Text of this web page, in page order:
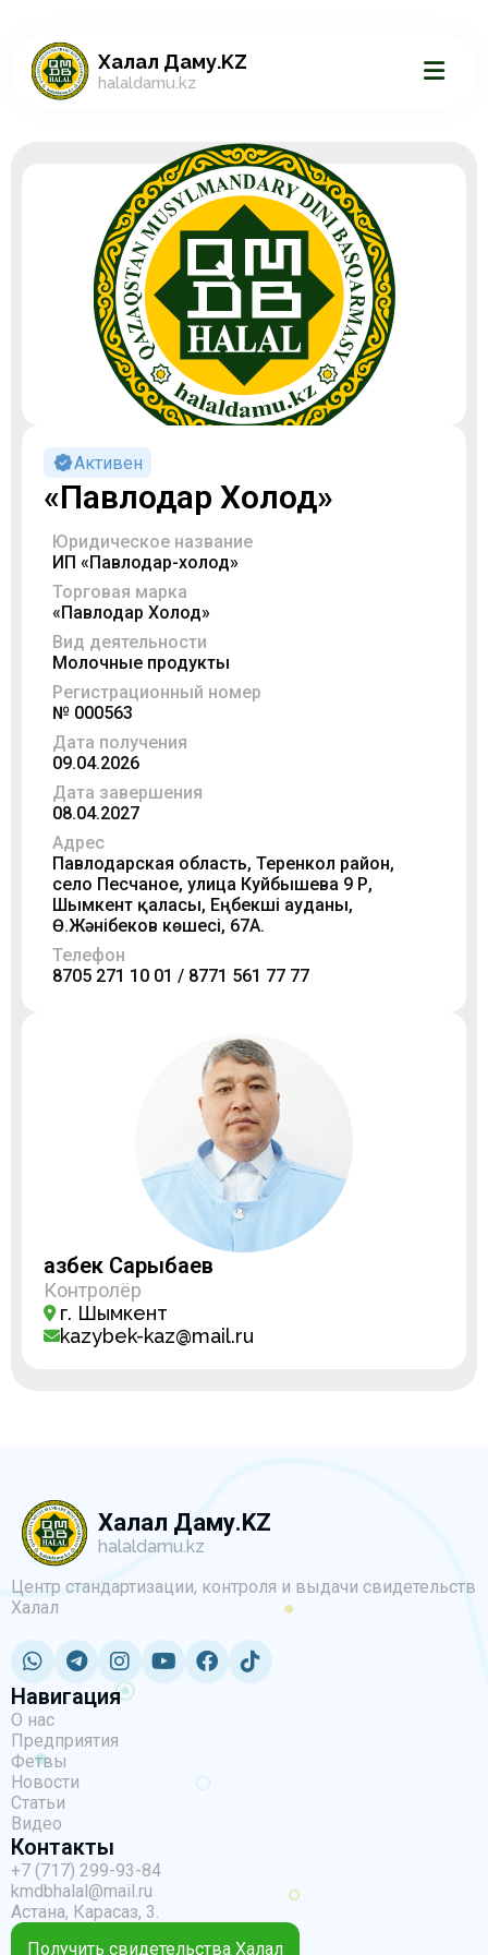
Халал Даму.KZ
halaldamu.kz
Активен
«Павлодар Холод»
Юридическое название
ИП «Павлодар-холод»
Торговая марка
«Павлодар Холод»
Вид деятельности
Молочные продукты
Регистрационный номер
№ 000563
Дата получения
09.04.2026
Дата завершения
08.04.2027
Адрес
Павлодарская область, Теренкол район,
село Песчаное, улица Куйбышева 9 ҚР,
Шымкент қаласы, Еңбекші ауданы,
Ө.Жәнібеков көшесі, 67А.
Телефон
8705 271 10 01 / 8771 561 77 77
Қазбек Сарыбаев
Контролёр
г. Шымкент
kazybek-kaz@mail.ru
Халал Даму.KZ
halaldamu.kz
Центр стандартизации, контроля и выдачи свидетельств
Халал
Навигация
О нас
Предприятия
Фетвы
Новости
Статьи
Видео
Контакты
+7 (717) 299-93-84
kmdbhalal@mail.ru
Астана, Карасаз, 3.
Получить свидетельства Халал